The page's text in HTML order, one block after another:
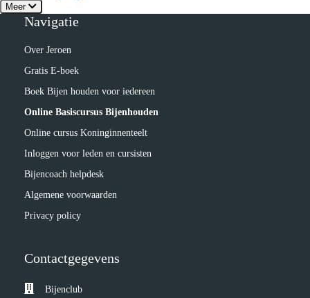
Meer
Navigatie
Over Jeroen
Gratis E-boek
Boek Bijen houden voor iedereen
Online Basiscursus Bijenhouden
Online cursus Koninginnenteelt
Inloggen voor leden en cursisten
Bijencoach helpdesk
Algemene voorwaarden
Privacy policy
Contactgegevens
Bijenclub